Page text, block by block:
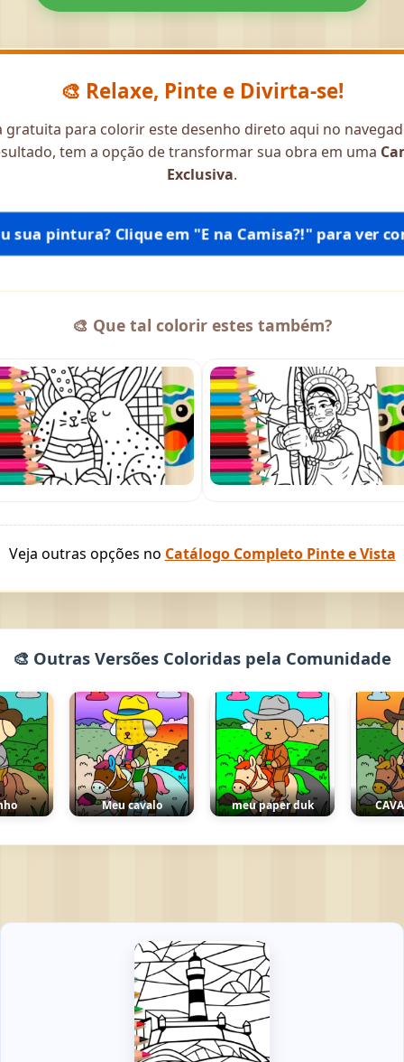
🎨 Relaxe, Pinte e Divirta-se!
para colorir este desenho direto aqui no
tem a opção de transformar sua obra em uma
Exclusiva.
sua pintura? Clique em "E na Camisa?!" para ver
🎨 Que tal colorir estes também?
Veja outras opções no Catálogo Completo Pinte e Vista
🎨 Outras Versões Coloridas pela Comunidade
Meu cavalo meu paper duk